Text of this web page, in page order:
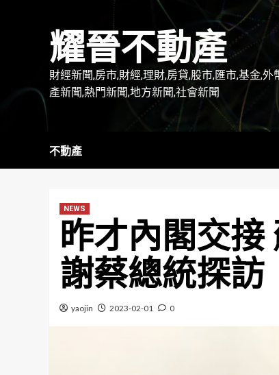
耀晉不動產
財經新聞,房市,財經,理財,房貸,股市,匯市,基金,外
產新聞,熱門新聞,地方新聞,社會新聞
不動產
NEWS
昨才內閣交接
謝蔡總統探訪
yaojin 2023-02-01 0